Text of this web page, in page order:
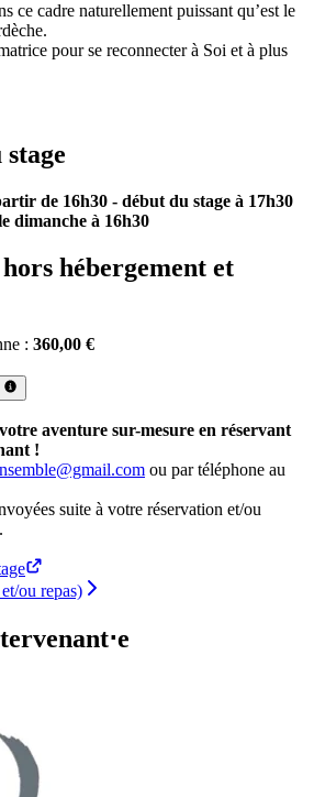
ce cadre naturellement puissant qu’est le
pour se reconnecter à Soi et à plus
de 16h30 - début du stage à 17h30
dimanche à 16h30
hébergement et
: 360,00 €
aventure sur-mesure en réservant
!
ou par téléphone au
suite à votre réservation et/ou
ou repas)